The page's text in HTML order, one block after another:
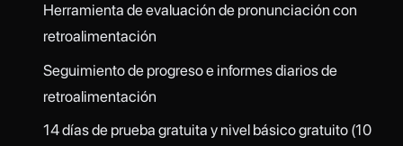
Herramienta de evaluación de pronunciación con
retroalimentación
Seguimiento de progreso e informes diarios de
retroalimentación
14 días de prueba gratuita y nivel básico gratuito (10